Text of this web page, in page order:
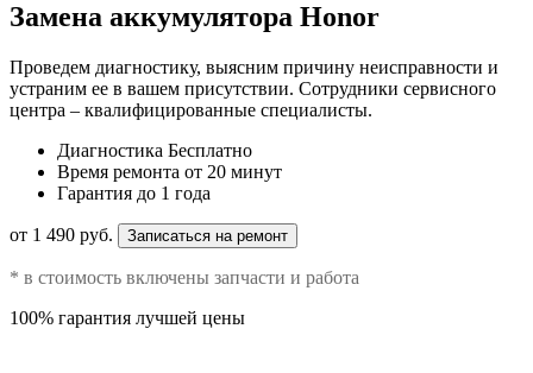
Замена аккумулятора Honor
Проведем диагностику, выясним причину неисправности и
устраним ее в вашем присутствии. Сотрудники сервисного
центра – квалифицированные специалисты.
Диагностика Бесплатно
Время ремонта от 20 минут
Гарантия до 1 года
от 1 490 руб. Записаться на ремонт
* в стоимость включены запчасти и работа
100% гарантия лучшей цены